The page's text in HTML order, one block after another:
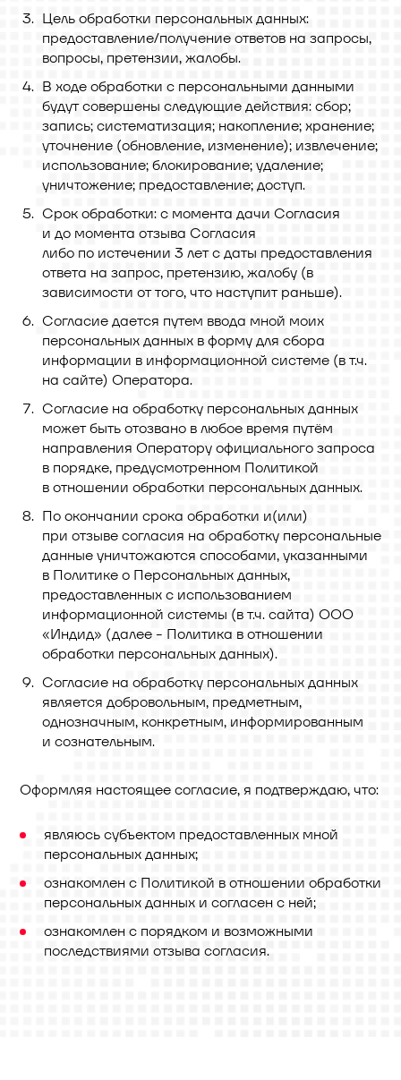
Цель обработки персональных данных:
предоставление/получение ответов на запросы,
вопросы, претензии, жалобы.
В ходе обработки с персональными данными
будут совершены следующие действия: сбор;
запись; систематизация; накопление; хранение;
уточнение (обновление, изменение); извлечение;
использование; блокирование; удаление;
уничтожение; предоставление; доступ.
Срок обработки: с момента дачи Согласия
и до момента отзыва Согласия
либо по истечении 3 лет с даты предоставления
ответа на запрос, претензию, жалобу (в
зависимости от того, что наступит раньше).
Согласие дается путем ввода мной моих
персональных данных в форму для сбора
информации в информационной системе (в т.ч.
на сайте) Оператора.
Согласие на обработку персональных данных
может быть отозвано в любое время путём
направления Оператору официального запроса
в порядке, предусмотренном Политикой
в отношении обработки персональных данных.
По окончании срока обработки и(или)
при отзыве согласия на обработку персональные
данные уничтожаются способами, указанными
в Политике о Персональных данных,
предоставленных с использованием
информационной системы (в т.ч. сайта) ООО
«Индид» (далее - Политика в отношении
обработки персональных данных).
Согласие на обработку персональных данных
является добровольным, предметным,
однозначным, конкретным, информированным
и сознательным.
Оформляя настоящее согласие, я подтверждаю, что:
являюсь субъектом предоставленных мной
персональных данных;
ознакомлен с Политикой в отношении обработки
персональных данных и согласен с ней;
ознакомлен с порядком и возможными
последствиями отзыва согласия.